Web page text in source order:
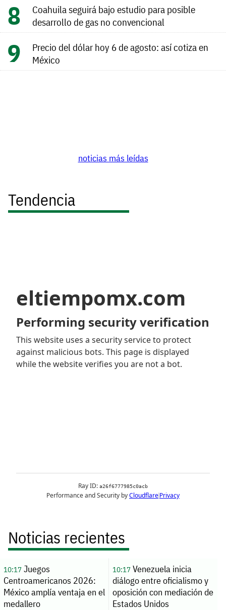
Coahuila seguirá bajo estudio para posible
desarrollo de gas no convencional
Precio del dólar hoy 6 de agosto: así cotiza en
México
noticias más leídas
Tendencia
Noticias recientes
10:17Juegos
Centroamericanos 2026:
México amplía ventaja en el
medallero
10:17Venezuela inicia
diálogo entre oficialismo y
oposición con mediación de
Estados Unidos